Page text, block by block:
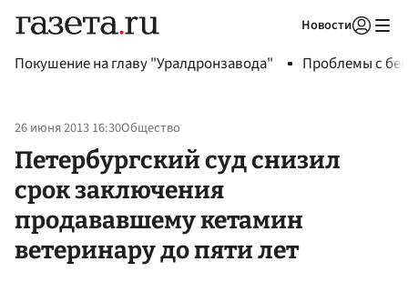
Новости
Покушение на главу "Уралдронзавода" Проблемы с
26 июня 2013 16:30Общество
Петербургский суд снизил
срок заключения
продававшему кетамин
ветеринару до пяти лет